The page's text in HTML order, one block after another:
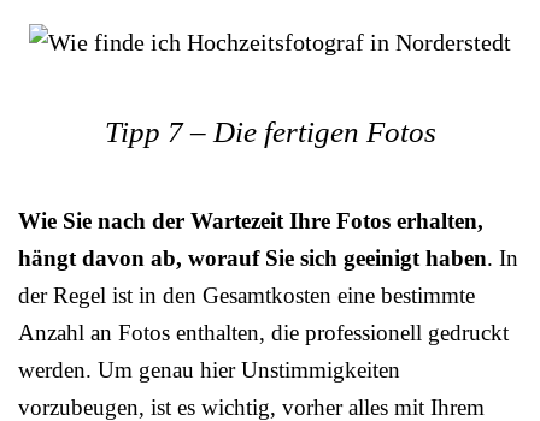
Tipp 7 – Die fertigen Fotos
Wie Sie nach der Wartezeit Ihre Fotos erhalten,
hängt davon ab, worauf Sie sich geeinigt haben. In
der Regel ist in den Gesamtkosten eine bestimmte
Anzahl an Fotos enthalten, die professionell gedruckt
werden. Um genau hier Unstimmigkeiten
vorzubeugen, ist es wichtig, vorher alles mit Ihrem